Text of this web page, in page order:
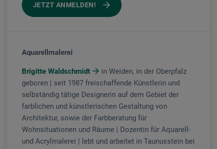
JETZT ANMELDEN!
Aquarellmalerei
Brigitte Waldschmidt
in Weiden, in der Oberpfalz
geboren | seit 1987 freischaffende Künstlerin und
selbständig tätige Designerin auf dem Gebiet der
farblichen und künstlerischen Gestaltung von
Architektur, sowie der Farbberatung für
Wohnsituationen und Räume | Dozentin für Aquarell-
und Acrylmalerei | lebt und arbeitet in Taunusstein bei